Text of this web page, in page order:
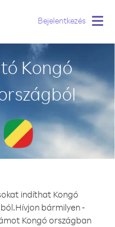
Bejelentkezés
Kongó
indíthat Kongó
Hívjon bármilyen -
Kongó országban